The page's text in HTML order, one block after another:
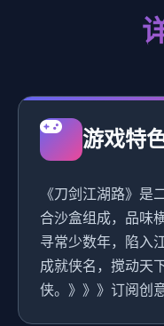
游戏特
《刀剑江湖路》是
合沙盒组成，品味
寻常少数年，陷入
成就侠名，搅动天
侠。》》》订阅创